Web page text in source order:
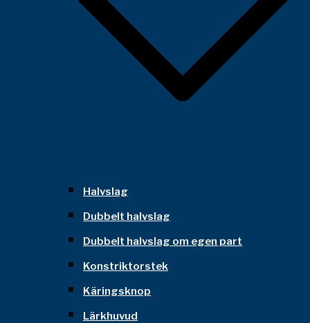
Halvslag
Dubbelt halvslag
Dubbelt halvslag om egen part
Konstriktorstek
Käringsknop
Lärkhuvud